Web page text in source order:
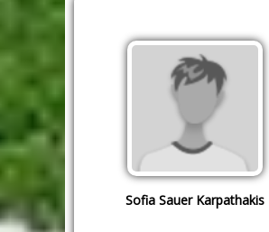
Sofia Sauer Karpathakis